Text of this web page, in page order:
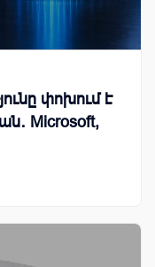
փոխում է
Microsoft,